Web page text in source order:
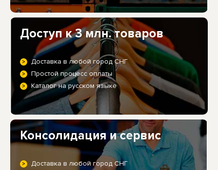
Доступ к 3 млн. товаров
Доставка в любой город СНГ
Простой процесс оплаты
Каталог на русском языке
Консолидация и сервис
Доставка в любой город СНГ